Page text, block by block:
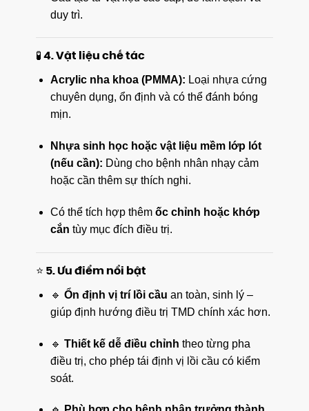
duy trì.
🧪 4. Vật liệu chế tác
Acrylic nha khoa (PMMA): Loại nhựa cứng
chuyên dụng, ổn định và có thể đánh bóng
mịn.
Nhựa sinh học hoặc vật liệu mềm lớp lót
(nếu cần): Dùng cho bệnh nhân nhạy cảm
hoặc cần thêm sự thích nghi.
Có thể tích hợp thêm ốc chỉnh hoặc khớp
cắn tùy mục đích điều trị.
⭐ 5. Ưu điểm nổi bật
🔹 Ổn định vị trí lồi cầu an toàn, sinh lý –
giúp định hướng điều trị TMD chính xác hơn.
🔹 Thiết kế dễ điều chỉnh theo từng pha
điều trị, cho phép tái định vị lồi cầu có kiểm
soát.